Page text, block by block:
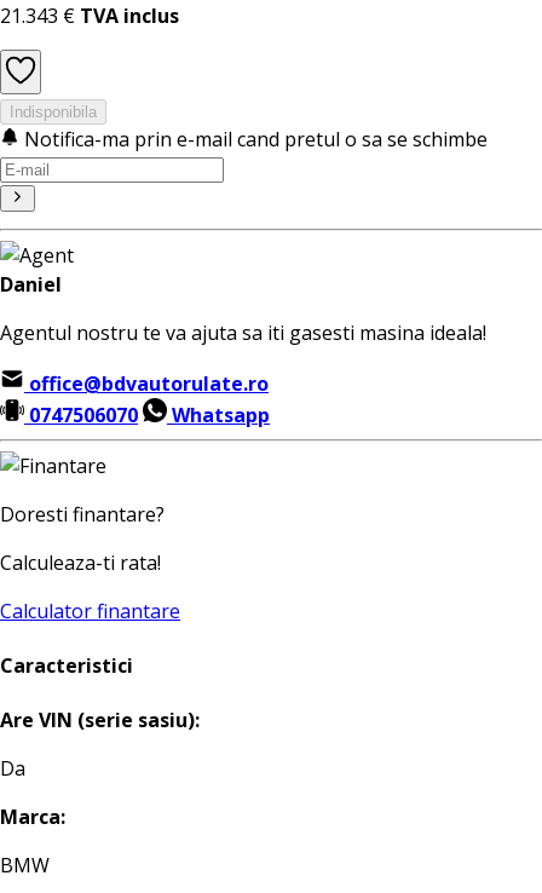
21.343 € TVA inclus
Indisponibila
Notifica-ma prin e-mail cand pretul o sa se schimbe
Daniel
Agentul nostru te va ajuta sa iti gasesti masina ideala!
office@bdvautorulate.ro
0747506070
Whatsapp
Doresti finantare?
Calculeaza-ti rata!
Calculator finantare
Caracteristici
Are VIN (serie sasiu):
Da
Marca:
BMW